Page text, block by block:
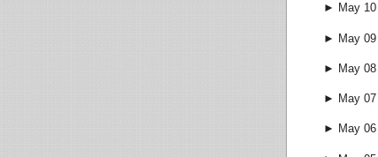
► May 10
► May 09
► May 08
► May 07
► May 06